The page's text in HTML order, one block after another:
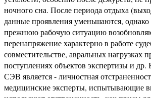
ночного сна. После периода отдыха
данные проявления уменьшаются,
прежнюю рабочую ситуацию
перенапряжение характерно в работе
совместительстве, авральных нагрузках
поступлениях объектов экспертизы и
СЭВ является - личностная
медицинские эксперты, испытывающие